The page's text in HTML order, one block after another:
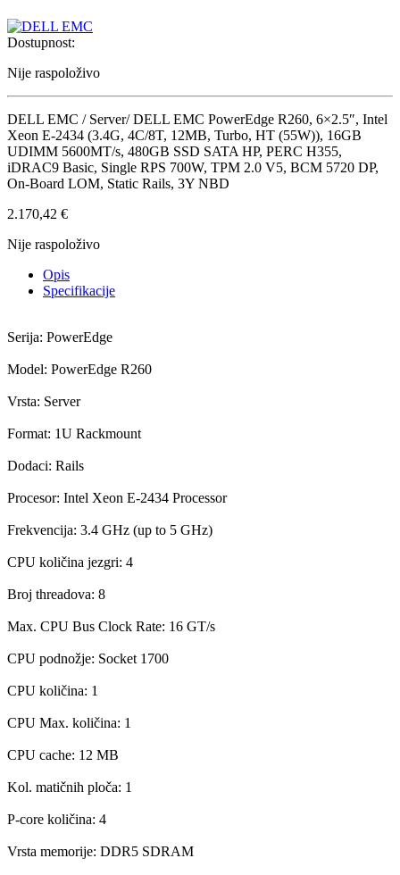
Dostupnost:
Nije raspoloživo
DELL EMC / Server/ DELL EMC PowerEdge R260, 6×2.5″, Intel
Xeon E-2434 (3.4G, 4C/8T, 12MB, Turbo, HT (55W)), 16GB
UDIMM 5600MT/s, 480GB SSD SATA HP, PERC H355,
iDRAC9 Basic, Single RPS 700W, TPM 2.0 V5, BCM 5720 DP,
On-Board LOM, Static Rails, 3Y NBD
2.170,42 €
Nije raspoloživo
Opis
Specifikacije
Serija: PowerEdge
Model: PowerEdge R260
Vrsta: Server
Format: 1U Rackmount
Dodaci: Rails
Procesor: Intel Xeon E-2434 Processor
Frekvencija: 3.4 GHz (up to 5 GHz)
CPU količina jezgri: 4
Broj threadova: 8
Max. CPU Bus Clock Rate: 16 GT/s
CPU podnožje: Socket 1700
CPU količina: 1
CPU Max. količina: 1
CPU cache: 12 MB
Kol. matičnih ploča: 1
P-core količina: 4
Vrsta memorije: DDR5 SDRAM